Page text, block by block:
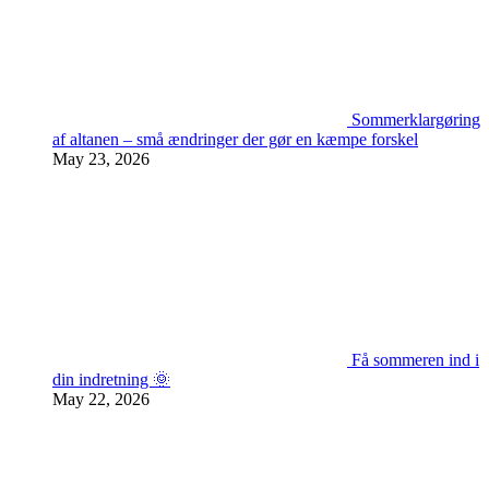
Sommerklargøring
af altanen – små ændringer der gør en kæmpe forskel
May 23, 2026
Få sommeren ind i
din indretning 🌞
May 22, 2026